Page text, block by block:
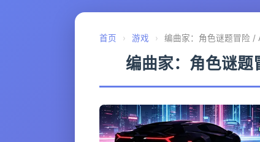
首页 › 游戏 › 编曲家：角色谜题冒险 /
编曲家：角色谜